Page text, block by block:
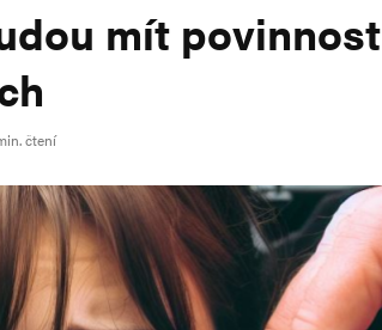
mít povinnost
čtení